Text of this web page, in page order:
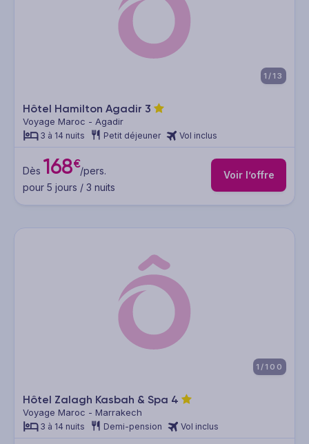
1/13
Hôtel Hamilton Agadir 3
Voyage Maroc - Agadir
3 à 14 nuits Petit déjeuner Vol inclus
Dès 168€/pers.
pour 5 jours / 3 nuits
Voir l’offre
1/100
Hôtel Zalagh Kasbah & Spa 4
Voyage Maroc - Marrakech
3 à 14 nuits Demi-pension Vol inclus